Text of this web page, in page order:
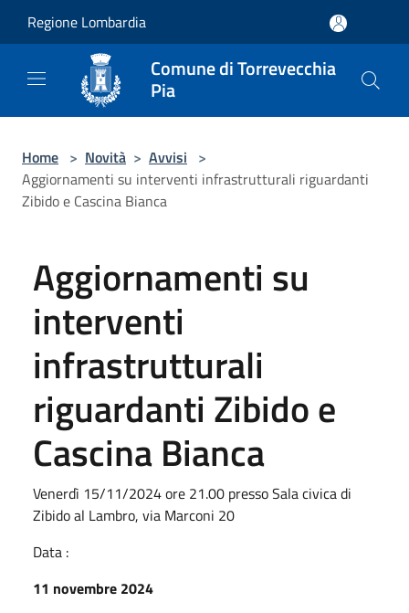
Regione Lombardia
Comune di Torrevecchia
Pia
Home > Novità > Avvisi >
Aggiornamenti su interventi infrastrutturali riguardanti
Zibido e Cascina Bianca
Aggiornamenti su
interventi
infrastrutturali
riguardanti Zibido e
Cascina Bianca
Venerdì 15/11/2024 ore 21.00 presso Sala civica di
Zibido al Lambro, via Marconi 20
Data :
11 novembre 2024